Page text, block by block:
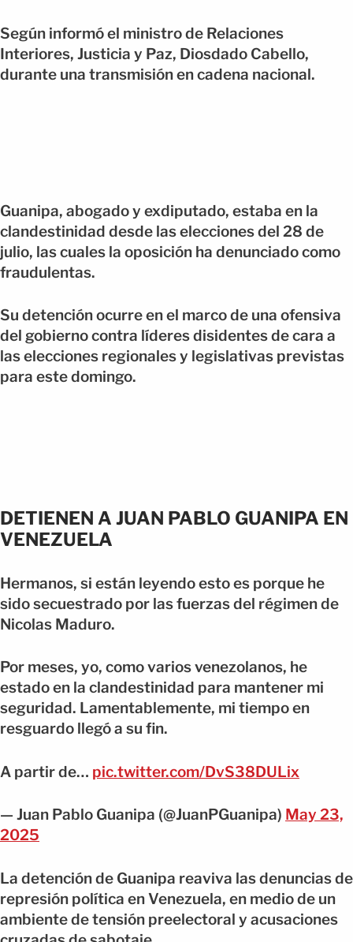
Según informó el ministro de Relaciones
Interiores, Justicia y Paz, Diosdado Cabello,
durante una transmisión en cadena nacional.
Guanipa, abogado y exdiputado, estaba en la
clandestinidad desde las elecciones del 28 de
julio, las cuales la oposición ha denunciado como
fraudulentas.
Su detención ocurre en el marco de una ofensiva
del gobierno contra líderes disidentes de cara a
las elecciones regionales y legislativas previstas
para este domingo.
DETIENEN A JUAN PABLO GUANIPA EN
VENEZUELA
Hermanos, si están leyendo esto es porque he
sido secuestrado por las fuerzas del régimen de
Nicolas Maduro.
Por meses, yo, como varios venezolanos, he
estado en la clandestinidad para mantener mi
seguridad. Lamentablemente, mi tiempo en
resguardo llegó a su fin.
A partir de… pic.twitter.com/DvS38DULix
— Juan Pablo Guanipa (@JuanPGuanipa) May 23,
2025
La detención de Guanipa reaviva las denuncias de
represión política en Venezuela, en medio de un
ambiente de tensión preelectoral y acusaciones